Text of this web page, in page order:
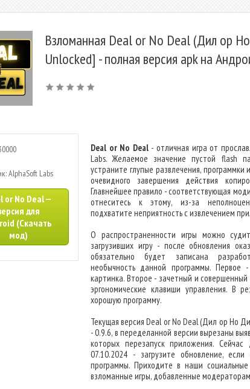
Взломанная Deal or No Deal (Дил ор
Unlocked] - полная версия apk на
AlphaSoft Labs
or No Deal —
для
(Скачать
мод)
Deal or No Deal- отличная игра от
Labs. Желаемое значение пустой flash
устраните глупые развлечения,
очевидного завершения действия
Главнейшее правило - соответствующая
отнеситесь к этому, из-за
подхватите неприятность с извлечением
О распространенности игры можно
загрузивших игру - после обновления
обязательно будет записана
необычность данной программы. Первое
картинка. Второе - зачетный и совершенный
эргономические клавиши управления. В
хорошую программу.
Текущая версия Deal or No Deal (Дил ор Но
- 0.9.6, в переделанной версии вырезаны
которых перезапуск приложения.
07.10.2024 - загрузите обновление, если
программы. Приходите в наши
взломанные игры, добавленные